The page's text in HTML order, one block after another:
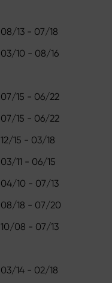
08/13 - 07/18
03/10 - 08/16
07/15 - 06/22
07/15 - 06/22
12/15 - 03/18
03/11 - 06/15
04/10 - 07/13
08/18 - 07/20
10/08 - 07/13
03/14 - 02/18